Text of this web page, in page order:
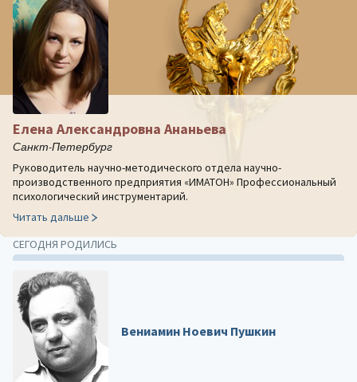
Елена Александровна Ананьева
Санкт-Петербург
Руководитель научно-методического отдела научно-
производственного предприятия «ИМАТОН» Профессиональный
психологический инструментарий.
Читать дальше
СЕГОДНЯ РОДИЛИСЬ
Вениамин Ноевич Пушкин